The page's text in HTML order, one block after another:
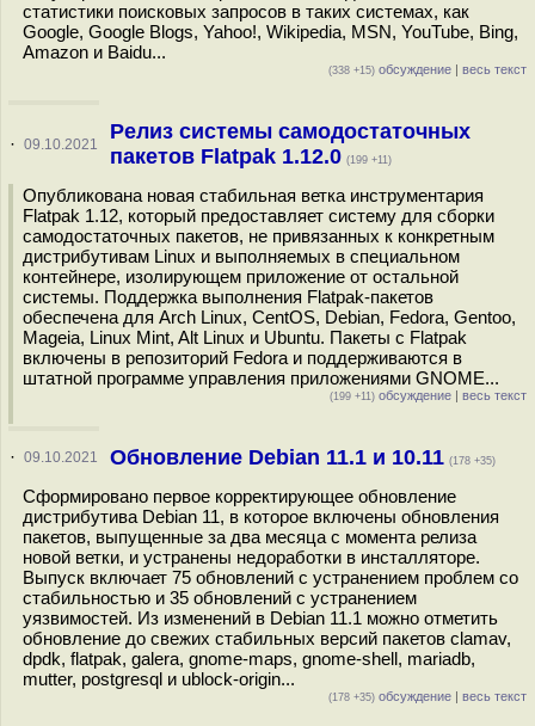
статистики поисковых запросов в таких системах, как
Google, Google Blogs, Yahoo!, Wikipedia, MSN, YouTube, Bing,
Amazon и Baidu...
(338 +15) обсуждение | весь текст
· 09.10.2021
Релиз системы самодостаточных
пакетов Flatpak 1.12.0 (199 +11)
Опубликована новая стабильная ветка инструментария
Flatpak 1.12, который предоставляет систему для сборки
самодостаточных пакетов, не привязанных к конкретным
дистрибутивам Linux и выполняемых в специальном
контейнере, изолирующем приложение от остальной
системы. Поддержка выполнения Flatpak-пакетов
обеспечена для Arch Linux, CentOS, Debian, Fedora, Gentoo,
Mageia, Linux Mint, Alt Linux и Ubuntu. Пакеты с Flatpak
включены в репозиторий Fedora и поддерживаются в
штатной программе управления приложениями GNOME...
(199 +11) обсуждение | весь текст
· 09.10.2021 Обновление Debian 11.1 и 10.11 (178 +35)
Сформировано первое корректирующее обновление
дистрибутива Debian 11, в которое включены обновления
пакетов, выпущенные за два месяца с момента релиза
новой ветки, и устранены недоработки в инсталляторе.
Выпуск включает 75 обновлений с устранением проблем со
стабильностью и 35 обновлений с устранением
уязвимостей. Из изменений в Debian 11.1 можно отметить
обновление до свежих стабильных версий пакетов clamav,
dpdk, flatpak, galera, gnome-maps, gnome-shell, mariadb,
mutter, postgresql и ublock-origin...
(178 +35) обсуждение | весь текст